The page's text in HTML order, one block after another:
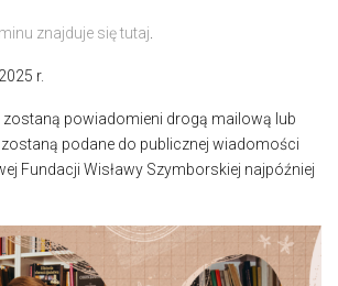
znajduje się tutaj
r.
zostaną powiadomieni drogą mailową lub
podane do publicznej wiadomości
Fundacji Wisławy Szymborskiej najpóźniej